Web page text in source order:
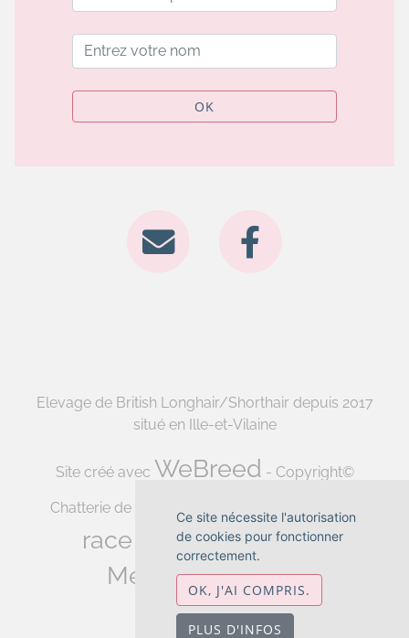
OK
Elevage de British Longhair/Shorthair depuis 2017
situé en Ille-et-Vilaine
Site créé avec WeBreed - Copyright©
Chatterie de la forêt d'elwynn 2026 -
race British Shorthair-
Mentions légales
Ce site nécessite l'autorisation
de cookies pour fonctionner
correctement.
OK, J'AI COMPRIS.
PLUS D'INFOS